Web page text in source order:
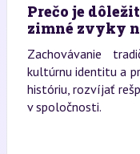
Prečo je
zimné zvyky
Zachovávanie
kultúrnu identitu a
históriu, rozvíjať
v spoločnosti.